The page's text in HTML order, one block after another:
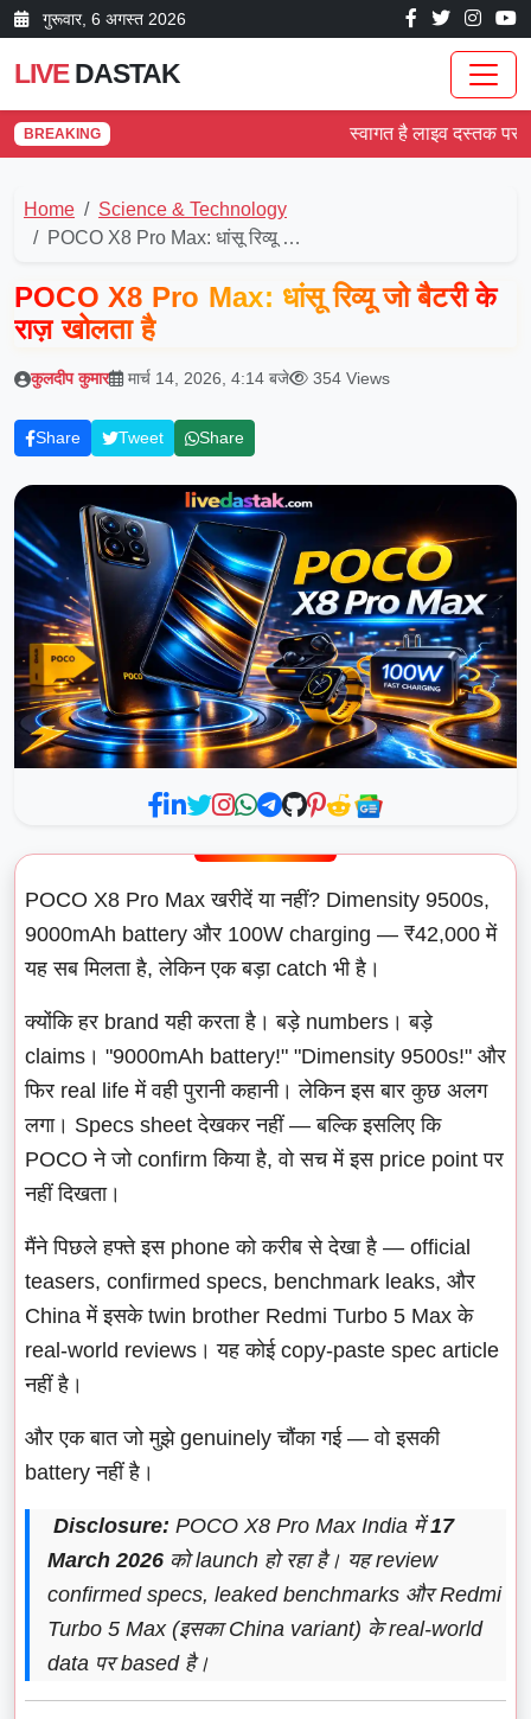
गुरूवार, 6 अगस्त 2026
LIVEDASTAK
BREAKING स्वागत है लाइव दस्तक पर!
Home
Science & Technology
POCO X8 Pro Max: धांसू रिव्यू …
POCO X8 Pro Max: धांसू रिव्यू जो बैटरी के
राज़ खोलता है
कुलदीप कुमार मार्च 14, 2026, 4:14 बजे 354 Views
Share Tweet Share
POCO X8 Pro Max खरीदें या नहीं? Dimensity 9500s,
9000mAh battery और 100W charging — ₹42,000 में
यह सब मिलता है, लेकिन एक बड़ा catch भी है।
क्योंकि हर brand यही करता है। बड़े numbers। बड़े
claims। "9000mAh battery!" "Dimensity 9500s!" और
फिर real life में वही पुरानी कहानी। लेकिन इस बार कुछ अलग
लगा। Specs sheet देखकर नहीं — बल्कि इसलिए कि
POCO ने जो confirm किया है, वो सच में इस price point पर
नहीं दिखता।
मैंने पिछले हफ्ते इस phone को करीब से देखा है — official
teasers, confirmed specs, benchmark leaks, और
China में इसके twin brother Redmi Turbo 5 Max के
real-world reviews। यह कोई copy-paste spec article
नहीं है।
और एक बात जो मुझे genuinely चौंका गई — वो इसकी
battery नहीं है।
Disclosure: POCO X8 Pro Max India में17
March 2026 को launch हो रहा है। यह review
confirmed specs, leaked benchmarks और Redmi
Turbo 5 Max (इसका China variant) के real-world
data पर based है।